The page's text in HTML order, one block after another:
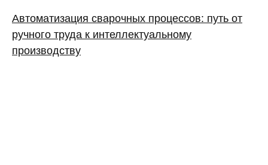
Автоматизация сварочных процессов: путь от
ручного труда к интеллектуальному
производству